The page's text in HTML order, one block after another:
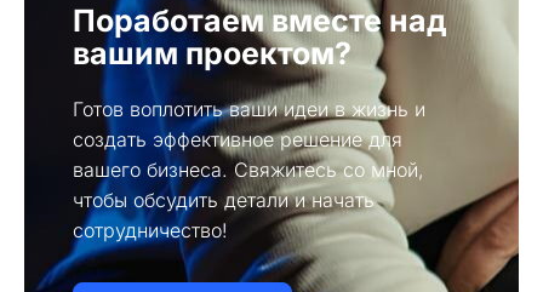
Поработаем вместе над
вашим проектом?
Готов воплотить ваши идеи в жизнь и
создать эффективное решение для
вашего бизнеса. Свяжитесь со мной,
чтобы обсудить детали и начать
сотрудничество!